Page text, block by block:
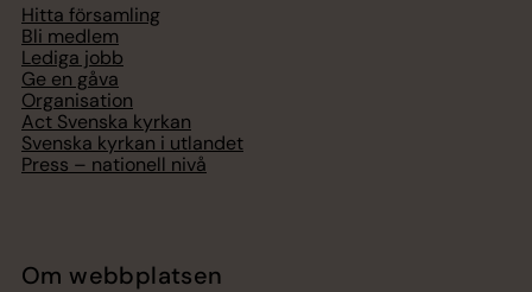
Hitta församling
Bli medlem
Lediga jobb
Ge en gåva
Organisation
Act Svenska kyrkan
Svenska kyrkan i utlandet
Press – nationell nivå
Om webbplatsen